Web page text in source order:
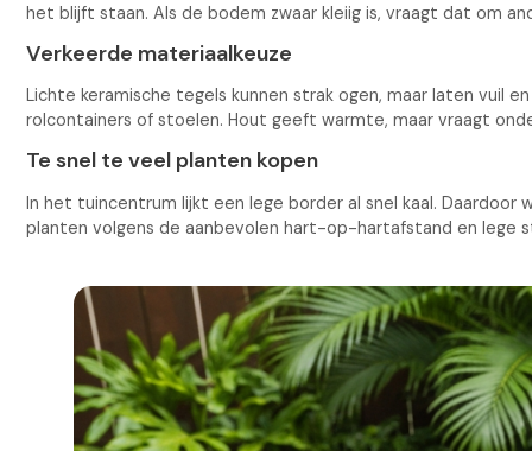
het blijft staan. Als de bodem zwaar kleiig is, vraagt dat om
Verkeerde materiaalkeuze
Lichte keramische tegels kunnen strak ogen, maar laten vuil
rolcontainers of stoelen. Hout geeft warmte, maar vraagt
Te snel te veel planten kopen
In het tuincentrum lijkt een lege border al snel kaal.
planten volgens de aanbevolen hart-op-hartafstand en lege